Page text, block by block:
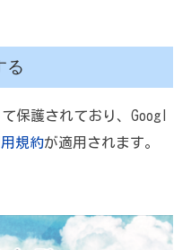
保護されており、Googl
規約が適用されます。